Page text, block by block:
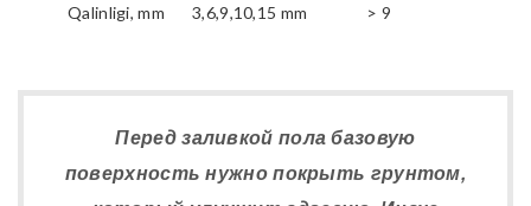
Qalinligi, mm
3,6,9,10,15 mm > 9
Перед заливкой пола базовую
поверхность нужно покрыть грунтом,